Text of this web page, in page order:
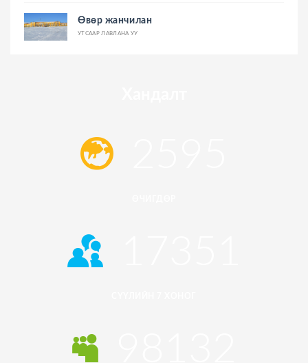
Өвөр жанчилан
УТСААР ЛАВЛАНА УУ